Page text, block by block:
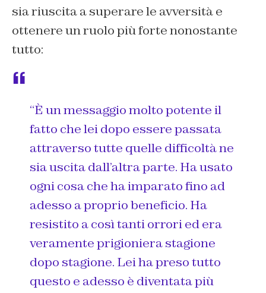
sia riuscita a superare le avversità e
ottenere un ruolo più forte nonostante
tutto:
“È un messaggio molto potente il
fatto che lei dopo essere passata
attraverso tutte quelle difficoltà ne
sia uscita dall’altra parte. Ha usato
ogni cosa che ha imparato fino ad
adesso a proprio beneficio. Ha
resistito a così tanti orrori ed era
veramente prigioniera stagione
dopo stagione. Lei ha preso tutto
questo e adesso è diventata più